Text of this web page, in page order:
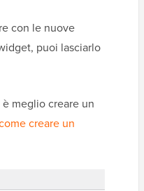
con le nuove
puoi lasciarlo
meglio creare un
creare un